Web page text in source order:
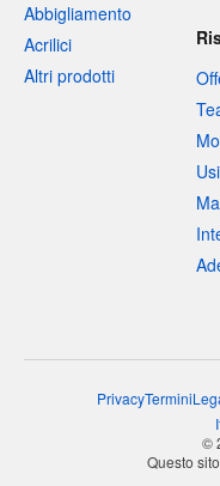
Abbigliamento
Acrilici
Altri prodotti
Usi
PrivacyTermini
©
Questo